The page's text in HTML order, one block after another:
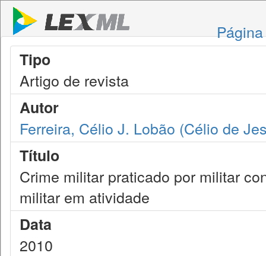
Tipo
Artigo de revista
Autor
Ferreira, Célio J. Lobão (Célio de
Título
Crime militar praticado por militar
militar em atividade
Data
2010